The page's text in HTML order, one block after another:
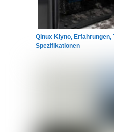
Qinux Klyno,
Spezifikationen